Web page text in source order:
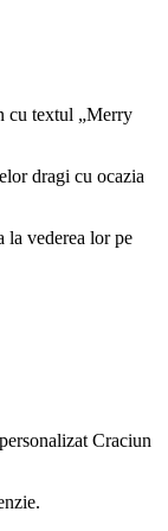
cu textul „Merry
dragi cu ocazia
la vederea lor pe
Craciun